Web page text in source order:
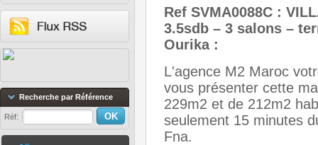
Recherche par Référence
Réf:
Ref SVMA0088C :
3.5sdb – 3 salons –
Ourika :
L'agence M2 Maroc
vous présenter cette
229m2 et de 212m2
seulement 15 minutes
Fna.